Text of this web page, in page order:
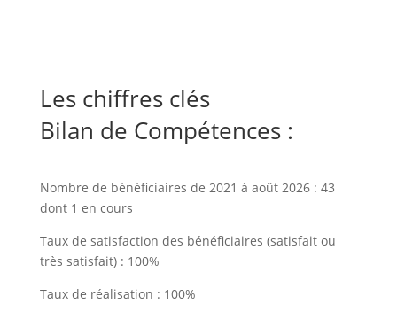
Les chiffres clés
Bilan de Compétences :
Nombre de bénéficiaires de 2021 à août 2026 : 43
dont 1 en cours
Taux de satisfaction des bénéficiaires (satisfait ou
très satisfait) : 100%
Taux de réalisation : 100%